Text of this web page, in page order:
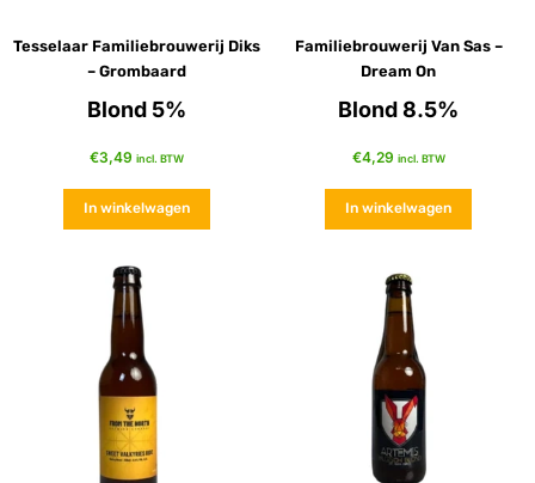
Tesselaar Familiebrouwerij Diks
– Grombaard
Blond 5%
€3,49 incl. BTW
In winkelwagen
Familiebrouwerij Van Sas –
Dream On
Blond 8.5%
€4,29 incl. BTW
In winkelwagen